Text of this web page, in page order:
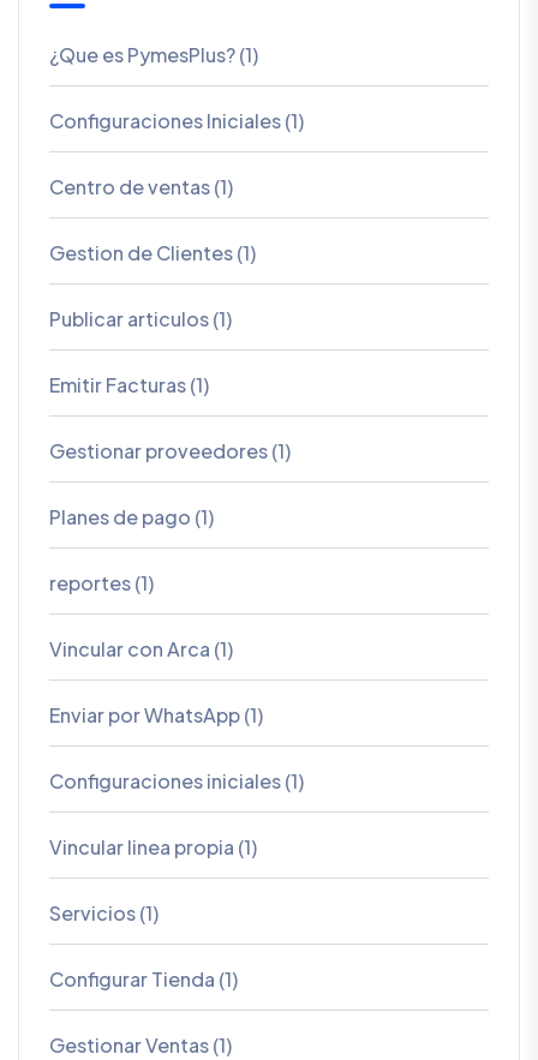
¿Que es PymesPlus? (1)
Configuraciones Iniciales (1)
Centro de ventas (1)
Gestion de Clientes (1)
Publicar articulos (1)
Emitir Facturas (1)
Gestionar proveedores (1)
Planes de pago (1)
reportes (1)
Vincular con Arca (1)
Enviar por WhatsApp (1)
Configuraciones iniciales (1)
Vincular linea propia (1)
Servicios (1)
Configurar Tienda (1)
Gestionar Ventas (1)